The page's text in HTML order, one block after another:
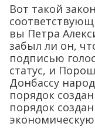
Вот такой
вы Петра
забыл ли он,
подписью
статус, и
Донбассу
порядок
порядок